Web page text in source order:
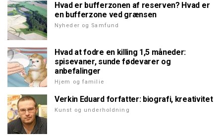
Hvad er bufferzonen af reserven? Hvad er
en bufferzone ved grænsen
Nyheder og Samfund
Hvad at fodre en killing 1,5 måneder:
spisevaner, sunde fødevarer og
anbefalinger
Hjem og familie
Verkin Eduard forfatter: biografi, kreativitet
Kunst og underholdning